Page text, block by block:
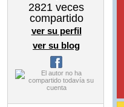
2821 veces
compartido
ver su perfil
ver su blog